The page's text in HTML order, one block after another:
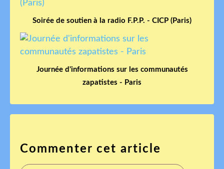
Soirée de soutien à la radio F.P.P. - CICP (Paris)
Journée d'informations sur les communautés
zapatistes - Paris
Commenter cet article